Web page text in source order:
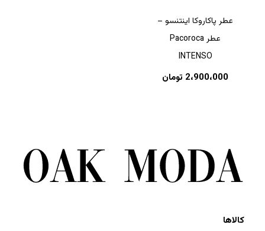
عطر پاکاروکا اینتنسو –
عطر Pacoroca
INTENSO
2،900،000 تومان
کالاها